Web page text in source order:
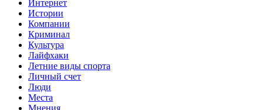
Интернет
Истории
Компании
Криминал
Культура
Лайфхаки
Летние виды спорта
Личный счет
Люди
Места